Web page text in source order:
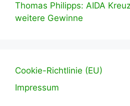
Thomas Philipps: AIDA
weitere Gewinne
Cookie-Richtlinie (EU)
Impressum